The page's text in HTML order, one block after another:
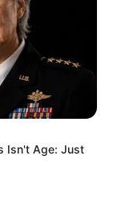
Isn't Age: Just